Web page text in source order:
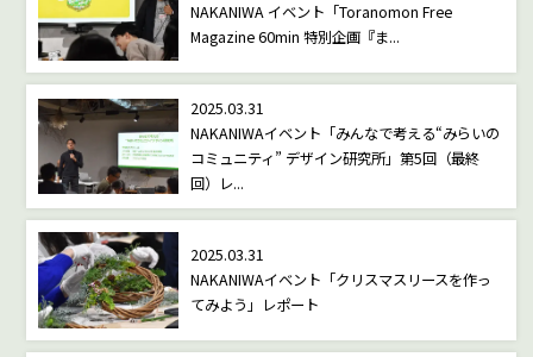
NAKANIWA イベント「Toranomon Free
Magazine 60min 特別企画『ま...
2025.03.31
NAKANIWAイベント「みんなで考える“みらいの
コミュニティ” デザイン研究所」第5回（最終
回）レ...
2025.03.31
NAKANIWAイベント「クリスマスリースを作っ
てみよう」レポート